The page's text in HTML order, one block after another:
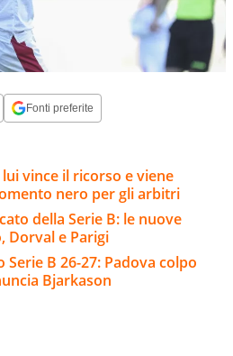
Fonti preferite
vince il ricorso e viene
nero per gli arbitri
della Serie B: le nuove
Dorval e Parigi
B 26-27: Padova colpo
Bjarkason